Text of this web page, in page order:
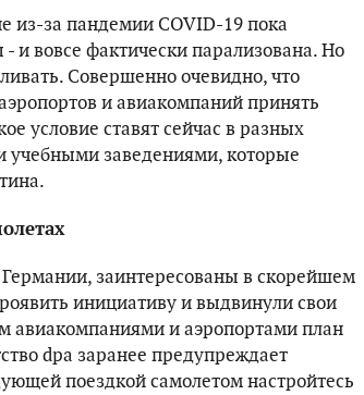
из-за пандемии COVID-19 пока
и вовсе фактически парализована. Но
Совершенно очевидно, что
и авиакомпаний принять
условие ставят сейчас в разных
учебными заведениями, которые
заинтересованы в скорейшем
инициативу и выдвинули свои
авиакомпаниями и аэропортами план
dpa заранее предупреждает
поездкой самолетом настройтесь